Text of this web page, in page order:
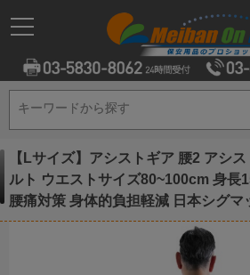
キーワードから探す
キーワードから探す
【Lサイズ】アシストギア 腰2 アシ
ルト ウエストサイズ80~100cm 身長
腰痛対策 身体的負担軽減 日本シグマ